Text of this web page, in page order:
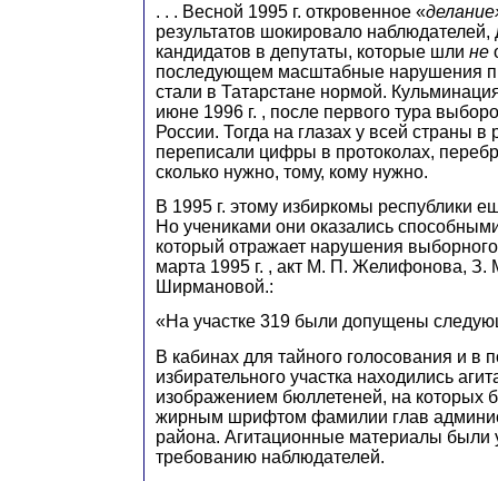
. . . Весной 1995 г. откровенное «
результатов шокировало
кандидатов в депутаты, которые шли не
последующем масштабные нарушения
стали в Татарстане нормой.
июне 1996 г. , после первого тура
России. Тогда на глазах у всей страны в
переписали цифры в протоколах,
сколько нужно, тому, кому нужно.
В 1995 г. этому избиркомы республики
Но учениками они оказались
который отражает нарушения выборного
марта 1995 г. , акт М. П. Желифонова, З.
Ширмановой.:
«На участке 319 были допущены
В кабинах для тайного голосования и в
избирательного участка находились
изображением бюллетеней, на которых
жирным шрифтом фамилии глав
района. Агитационные материалы были
требованию наблюдателей.